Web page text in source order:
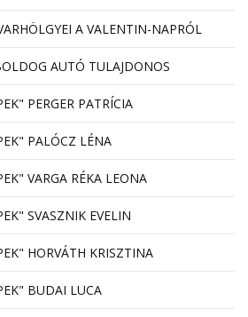
A VALENTIN-NAPRÓL
AUTÓ TULAJDONOS
PERGER PATRÍCIA
PALÓCZ LÉNA
VARGA RÉKA LEONA
SVASZNIK EVELIN
HORVÁTH KRISZTINA
BUDAI LUCA